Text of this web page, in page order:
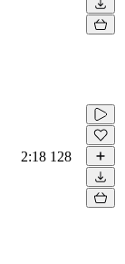
2:18 128